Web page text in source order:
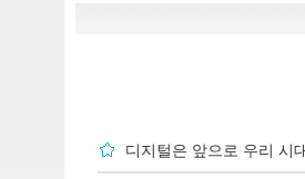
디지털은 앞으로 우리 시